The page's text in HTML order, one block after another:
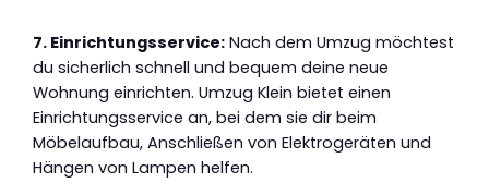
7. Einrichtungsservice: Nach dem Umzug möchtest
du sicherlich schnell und bequem deine neue
Wohnung einrichten. Umzug Klein bietet einen
Einrichtungsservice an, bei dem sie dir beim
Möbelaufbau, Anschließen von Elektrogeräten und
Hängen von Lampen helfen.